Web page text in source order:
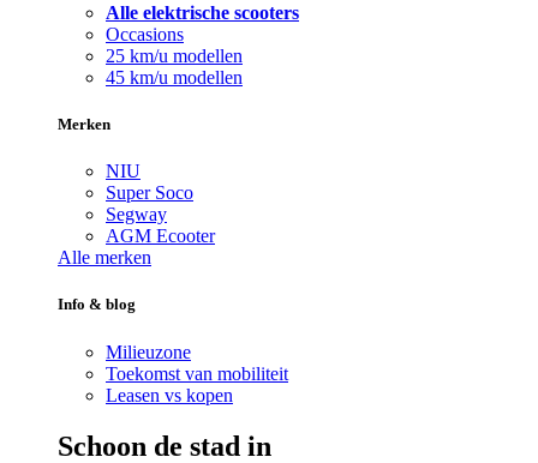
Alle elektrische scooters
Occasions
25 km/u modellen
45 km/u modellen
Merken
NIU
Super Soco
Segway
AGM Ecooter
Alle merken
Info & blog
Milieuzone
Toekomst van mobiliteit
Leasen vs kopen
Schoon de stad in